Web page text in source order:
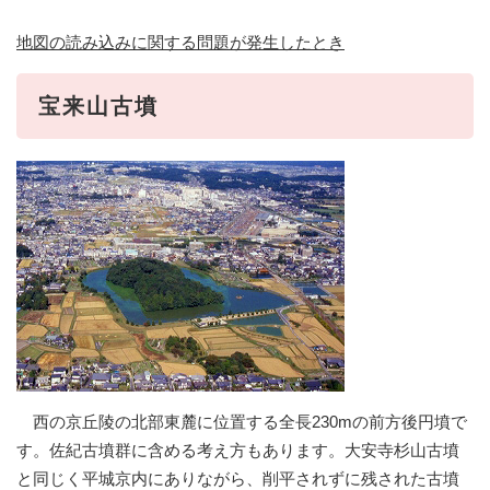
地図の読み込みに関する問題が発生したとき
宝来山古墳
西の京丘陵の北部東麓に位置する全長230mの前方後円墳で
す。佐紀古墳群に含める考え方もあります。大安寺杉山古墳
と同じく平城京内にありながら、削平されずに残された古墳